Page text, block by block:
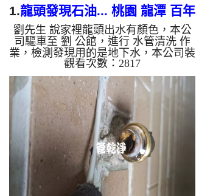
1.龍頭發現石油... 桃園 龍潭 百年
二街 清洗水管
劉先生 說家裡龍頭出水有顏色，本公
司驅車至 劉 公館，進行 水管清洗 作
業，檢測發現用的是地下水，本公司裝
設 高周波水管清洗機，注入 檸檬酸 至
水管，等了約15分，開啟 水管清洗機
，啟動 螺旋波 模式，一洗水管就流出
黑色髒水，越來越黑，就像是挖到石
油，四個多小時後，出水變乾淨出水量
也變大了。 如是自來水，如水管老
化，會產生鐵鏽跟泥沙堆積，洗出來的
水就會是咖啡色，地下水含有氧化錳，
管壁上會結成黑色管垢，洗出來的水會
跟石油一樣黑，有些洗出綠色的水，是
因為裡面有銅的物質，生鏽產生銅綠，
如是藍色...
觀看次數：2817